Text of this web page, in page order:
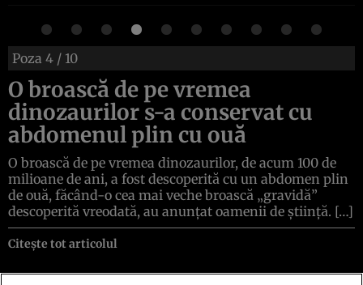
Poza 4 / 10
O broască de pe vremea
dinozaurilor s-a conservat cu
abdomenul plin cu ouă
O broască de pe vremea dinozaurilor, de acum 100 de
milioane de ani, a fost descoperită cu un abdomen plin
de ouă, făcând-o cea mai veche broască „gravidă”
descoperită vreodată, au anunțat oamenii de știință. […]
Citește tot articolul